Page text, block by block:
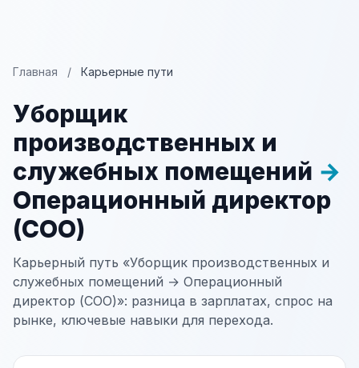
Главная / Карьерные пути
Уборщик
производственных и
служебных помещений →
Операционный директор
(COO)
Карьерный путь «Уборщик производственных и
служебных помещений → Операционный
директор (COO)»: разница в зарплатах, спрос на
рынке, ключевые навыки для перехода.